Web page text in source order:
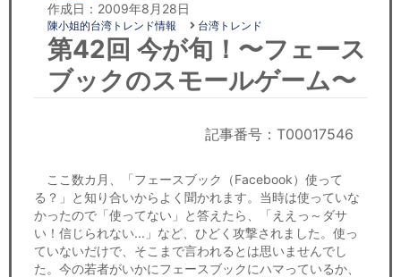
日本人にPR
コンサルティング
リサーチ
経済ニュース
労務顧問
ＩＴ
作成日：2009年8月28日
陳小姐的台湾トレンド情報 台湾トレンド
第42回 今が旬！〜フェース
ブックのスモールゲーム〜
記事番号：T00017546
ここ数カ月、「フェースブック（Facebook）使って
る？」と知り合いからよく聞かれます。当時は使っていな
かったので「使ってない」と答えたら、「ええっ～ダサ
い！信じられない...」など、ひどく攻撃されました。使っ
ていないだけで、そこまで言われるとは思いませんでし
た。今の若者がいかにフェースブックにハマっているか、